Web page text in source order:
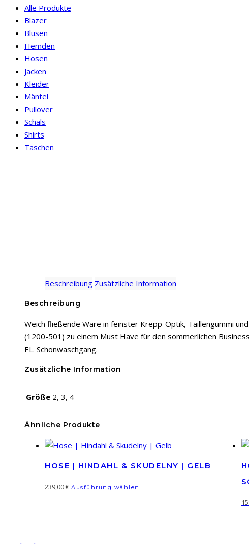
Alle Produkte
Blazer
Blusen
Hemden
Hosen
Jacken
Kleider
Mäntel
Pullover
Schals
Shirts
Taschen
Beschreibung Zusätzliche Information
Beschreibung
Weich fließende Ware in feinster Krepp-Optik, Taillengummi
(1200-501) zu einem Must Have für den sommerlichen
EL. Schonwaschgang.
Zusätzliche Information
Größe 2, 3, 4
Ähnliche Produkte
HOSE | HINDAHL & SKUDELNY | GELB
239,00€ Ausführung wählen